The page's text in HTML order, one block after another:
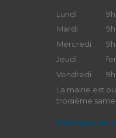
Lundi
Mardi
Mercredi
Jeudi
Vendredi
La mairie est
troisième
Politique de